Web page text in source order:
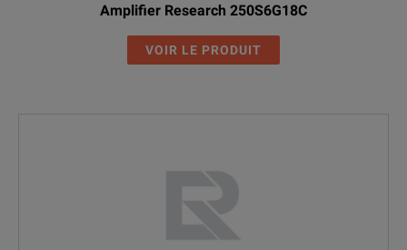
Amplifier Research 250S6G18C
VOIR LE PRODUIT